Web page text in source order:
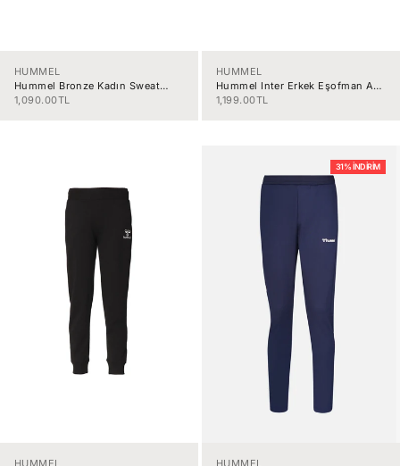
HUMMEL
Hummel Bronze Kadın Sweat
922372-9098
İndirimli fiyat
1,090.00TL
HUMMEL
Hummel Inter Erkek Eşofman Altı
931276-2001
İndirimli fiyat
1,199.00TL
HUMMEL
31% İNDIRIM
HUMMEL